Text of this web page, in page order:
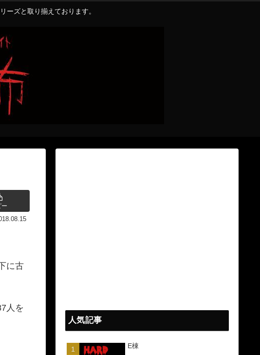
ーズと取り揃えております。
ー
に古
人を
人気記事
E棟